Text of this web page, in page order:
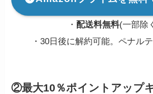
・ 配送料無料(一部除
・30日後に解約可能。ペナルテ
②最大10％ポイントアップ